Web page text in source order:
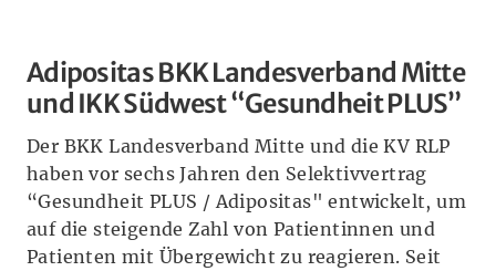
Adipositas BKK Landesverband Mitte
und IKK Südwest “Gesundheit PLUS”
Der BKK Landesverband Mitte und die KV RLP
haben vor sechs Jahren den Selektivvertrag
“Gesundheit PLUS / Adipositas" entwickelt, um
auf die steigende Zahl von Patientinnen und
Patienten mit Übergewicht zu reagieren. Seit